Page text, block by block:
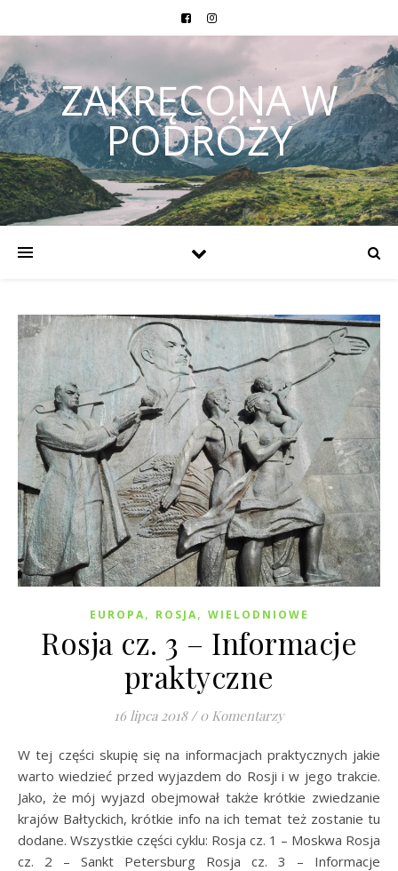
ZAKRĘCONA W
PODRÓŻY
EUROPA, ROSJA, WIELODNIOWE
Rosja cz. 3 – Informacje
praktyczne
16 lipca 2018 / 0 Komentarzy
W tej części skupię się na informacjach praktycznych jakie
warto wiedzieć przed wyjazdem do Rosji i w jego trakcie.
Jako, że mój wyjazd obejmował także krótkie zwiedzanie
krajów Bałtyckich, krótkie info na ich temat też zostanie tu
dodane. Wszystkie części cyklu: Rosja cz. 1 – Moskwa Rosja
cz. 2 – Sankt Petersburg Rosja cz. 3 – Informacje